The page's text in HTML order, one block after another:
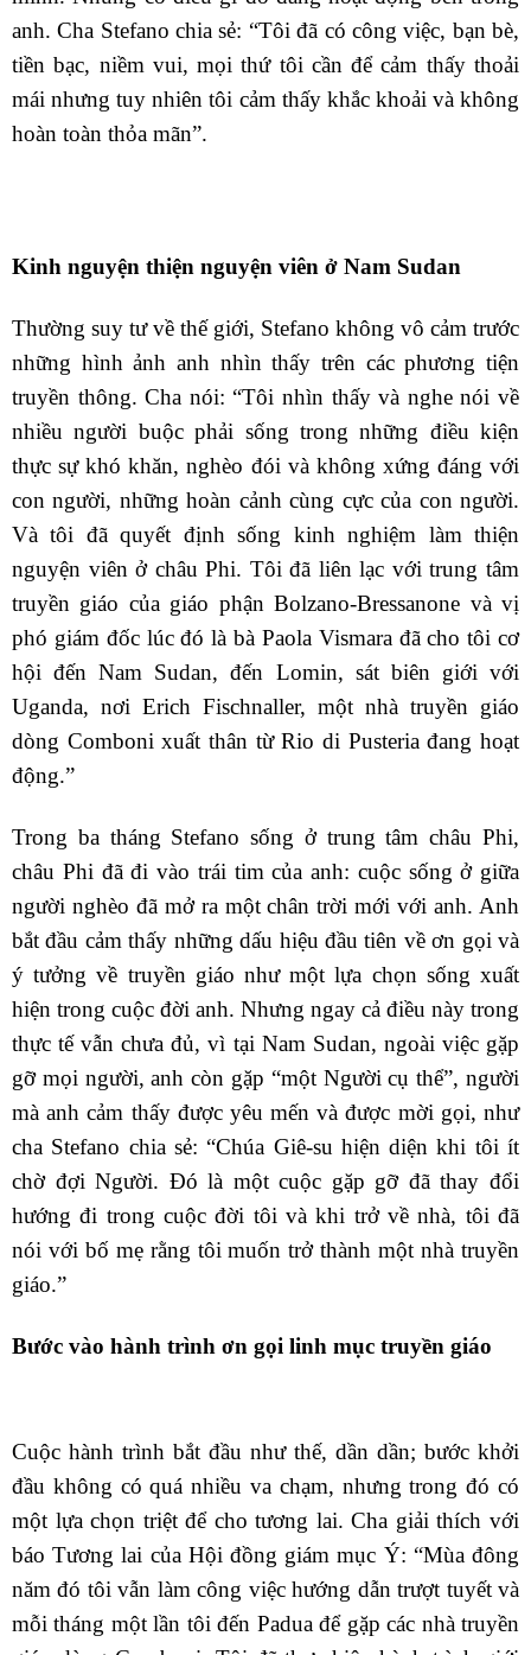
anh. Cha Stefano chia sẻ: “Tôi đã có công việc, bạn bè,
tiền bạc, niềm vui, mọi thứ tôi cần để cảm thấy thoải
mái nhưng tuy nhiên tôi cảm thấy khắc khoải và không
hoàn toàn thỏa mãn”.
Kinh nguyện thiện nguyện viên ở Nam Sudan
Thường suy tư về thế giới, Stefano không vô cảm trước
những hình ảnh anh nhìn thấy trên các phương tiện
truyền thông. Cha nói: “Tôi nhìn thấy và nghe nói về
nhiều người buộc phải sống trong những điều kiện
thực sự khó khăn, nghèo đói và không xứng đáng với
con người, những hoàn cảnh cùng cực của con người.
Và tôi đã quyết định sống kinh nghiệm làm thiện
nguyện viên ở châu Phi. Tôi đã liên lạc với trung tâm
truyền giáo của giáo phận Bolzano-Bressanone và vị
phó giám đốc lúc đó là bà Paola Vismara đã cho tôi cơ
hội đến Nam Sudan, đến Lomin, sát biên giới với
Uganda, nơi Erich Fischnaller, một nhà truyền giáo
dòng Comboni xuất thân từ Rio di Pusteria đang hoạt
động.”
Trong ba tháng Stefano sống ở trung tâm châu Phi,
châu Phi đã đi vào trái tim của anh: cuộc sống ở giữa
người nghèo đã mở ra một chân trời mới với anh. Anh
bắt đầu cảm thấy những dấu hiệu đầu tiên về ơn gọi và
ý tưởng về truyền giáo như một lựa chọn sống xuất
hiện trong cuộc đời anh. Nhưng ngay cả điều này trong
thực tế vẫn chưa đủ, vì tại Nam Sudan, ngoài việc gặp
gỡ mọi người, anh còn gặp “một Người cụ thể”, người
mà anh cảm thấy được yêu mến và được mời gọi, như
cha Stefano chia sẻ: “Chúa Giê-su hiện diện khi tôi ít
chờ đợi Người. Đó là một cuộc gặp gỡ đã thay đổi
hướng đi trong cuộc đời tôi và khi trở về nhà, tôi đã
nói với bố mẹ rằng tôi muốn trở thành một nhà truyền
giáo.”
Bước vào hành trình ơn gọi linh mục truyền giáo
Cuộc hành trình bắt đầu như thế, dần dần; bước khởi
đầu không có quá nhiều va chạm, nhưng trong đó có
một lựa chọn triệt để cho tương lai. Cha giải thích với
báo Tương lai của Hội đồng giám mục Ý: “Mùa đông
năm đó tôi vẫn làm công việc hướng dẫn trượt tuyết và
mỗi tháng một lần tôi đến Padua để gặp các nhà truyền